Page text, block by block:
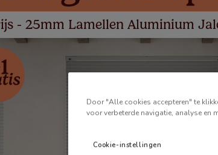
- 25mm Lamellen Aluminium
Door "Alle cookies accepteren" te
voor verbeterde navigatie, analyse en
Cookie-instellingen